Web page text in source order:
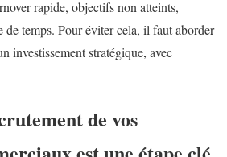
rapide, objectifs non atteints,
de temps. Pour éviter cela, il faut aborder
investissement stratégique, avec
de vos